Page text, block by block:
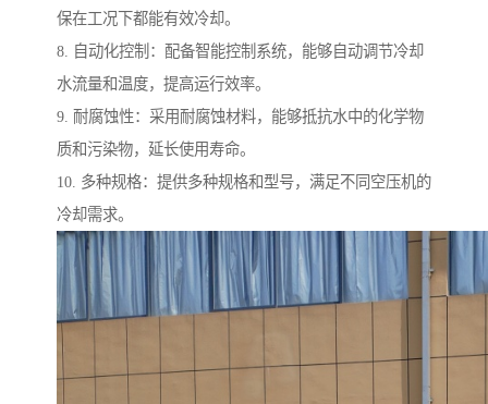
保在工况下都能有效冷却。
8. 自动化控制：配备智能控制系统，能够自动调节冷却
水流量和温度，提高运行效率。
9. 耐腐蚀性：采用耐腐蚀材料，能够抵抗水中的化学物
质和污染物，延长使用寿命。
10. 多种规格：提供多种规格和型号，满足不同空压机的
冷却需求。